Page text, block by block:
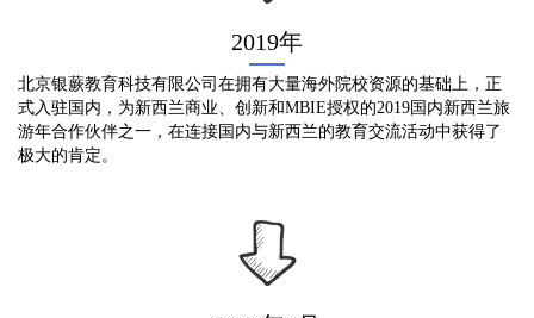
2019年
北京银蕨教育科技有限公司在拥有大量海外院校资源的基础上，正
式入驻国内，为新西兰商业、创新和MBIE授权的2019国内新西兰旅
游年合作伙伴之一，在连接国内与新西兰的教育交流活动中获得了
极大的肯定。